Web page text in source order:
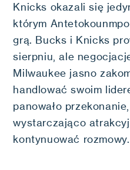
Knicks okazali się
którym
grą. Bucks i Knicks
sierpniu, ale
Milwaukee jasno
handlować swoim
panowało
wystarczająco
kontynuować rozmowy.